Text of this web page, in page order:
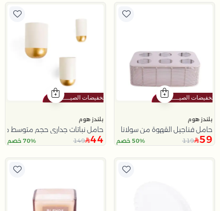
بلندز هوم
حامل فناجيل القهوة من سولانا
59
119 50% خصم
بلندز هوم
حامل نباتات جداري حجم متوسط من
44
149 70% خصم